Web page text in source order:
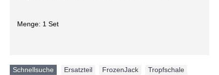
Menge: 1 Set
Schnellsuche Ersatzteil FrozenJack Tropfschale